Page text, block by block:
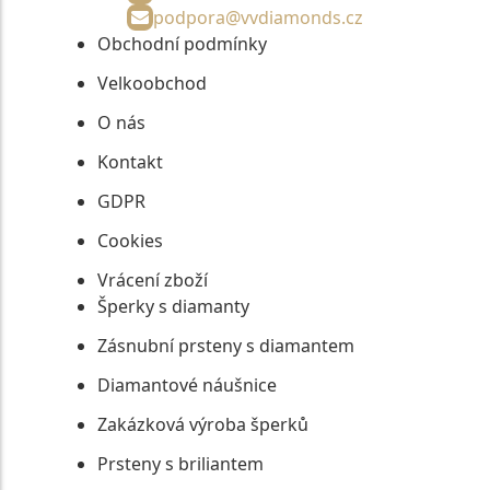
podpora@vvdiamonds.cz
Obchodní podmínky
Velkoobchod
O nás
Kontakt
GDPR
Cookies
Vrácení zboží
Šperky s diamanty
Zásnubní prsteny s diamantem
Diamantové náušnice
Zakázková výroba šperků
Prsteny s briliantem